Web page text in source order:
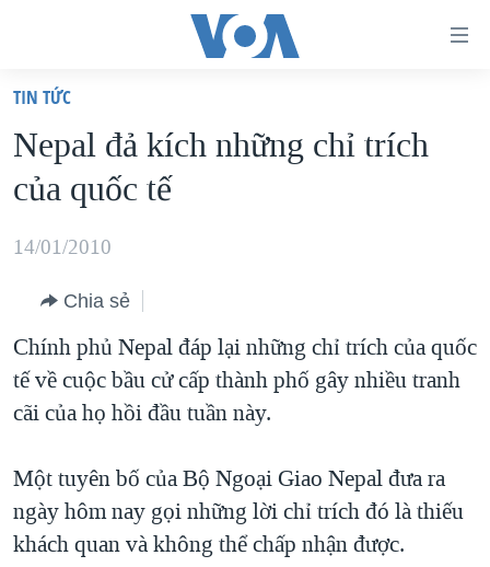
truy
cập
Tới
dung
chính
điều
hướng
chính
tới
"Tìm"
VIỆT NAM
HOA KỲ
BIỂN ĐÔNG
BLOG
DIỄN ĐÀN
MỤC
VẠCH TRẦN TIN GIẢ
NGƯỜI VIỆT HẢI NGOẠI
ĐỜI SỐNG
CHUYÊN ĐỀ
CHIẾN TRANH THƯƠNG MẠI CỦA MỸ: QUÁ KHỨ VÀ HIỆN
HÀNH TRÌNH BẦU CỬ 2024
HỌC TIẾNG ANH
VIDEO
NGHE
TIN TỨC
Nepal đả kích những chỉ trích
của quốc tế
14/01/2010
Chia sẻ
Chính phủ Nepal đáp lại những chỉ trích của quốc
tế về cuộc bầu cử cấp thành phố gây nhiều tranh
cãi của họ hồi đầu tuần này.
Một tuyên bố của Bộ Ngoại Giao Nepal đưa ra
ngày hôm nay gọi những lời chỉ trích đó là thiếu
khách quan và không thể chấp nhận được.